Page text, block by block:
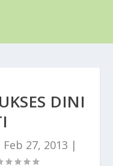
DINI
Feb 27, 2013 |